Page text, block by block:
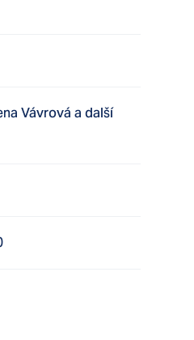
Vávrová a další